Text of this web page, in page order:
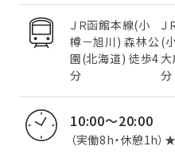
ＪＲ函館本線(小
樽－旭川) 森林公
園(北海道) 徒歩4
分
Ｊ
(
分
10:00～20:00
（実働8h・休憩1h）